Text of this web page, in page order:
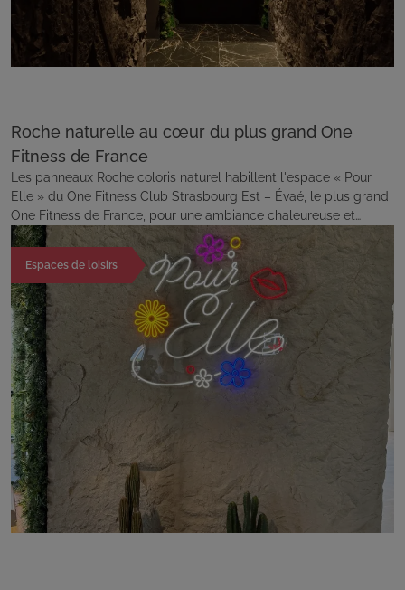
Roche naturelle au cœur du plus grand One
Fitness de France
Les panneaux Roche coloris naturel habillent l'espace « Pour
Elle » du One Fitness Club Strasbourg Est – Évaé, le plus grand
One Fitness de France, pour une ambiance chaleureuse et
contemporaine.
Espaces de loisirs